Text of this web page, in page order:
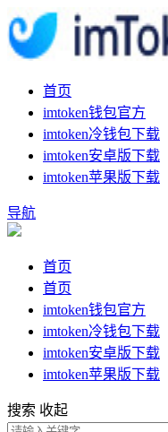
首页
imtoken钱包官方
imtoken冷钱包下载
imtoken安卓版下载
imtoken苹果版下载
导航
首页
首页
imtoken钱包官方
imtoken冷钱包下载
imtoken安卓版下载
imtoken苹果版下载
搜索 收起